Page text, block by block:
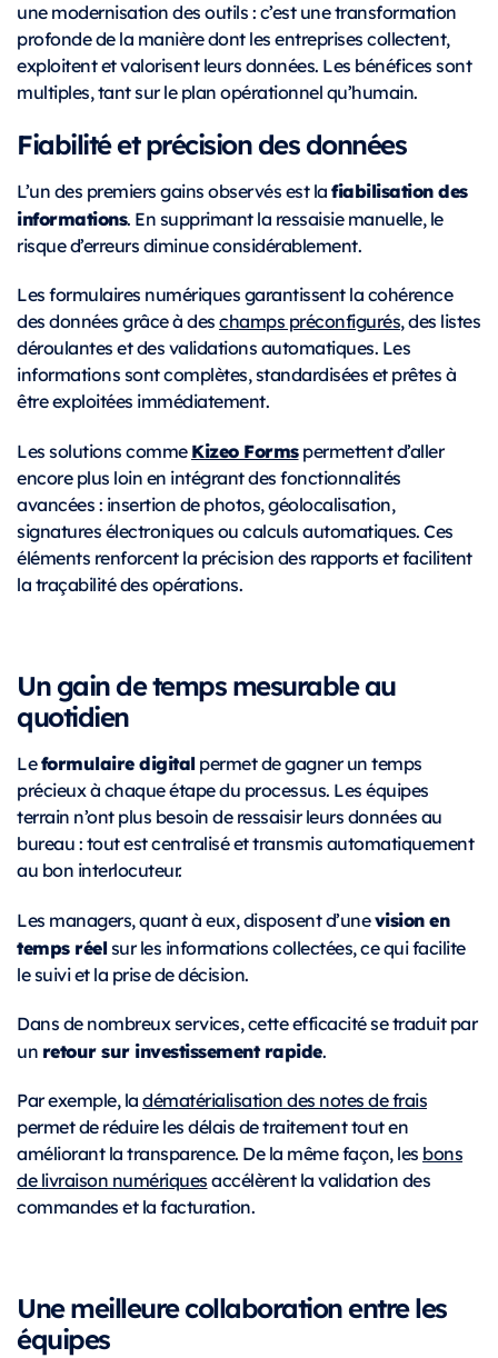
une modernisation des outils : c’est une transformation
profonde de la manière dont les entreprises collectent,
exploitent et valorisent leurs données. Les bénéfices sont
multiples, tant sur le plan opérationnel qu’humain.
Fiabilité et précision des données
L’un des premiers gains observés est lafiabilisation des
informations. En supprimant la ressaisie manuelle, le
risque d’erreurs diminue considérablement.
Les formulaires numériques garantissent la cohérence
des données grâce à deschamps préconfigurés, des listes
déroulantes et des validations automatiques. Les
informations sont complètes, standardisées et prêtes à
être exploitées immédiatement.
Les solutions commeKizeo Formspermettent d’aller
encore plus loin en intégrant des fonctionnalités
avancées : insertion de photos, géolocalisation,
signatures électroniques ou calculs automatiques. Ces
éléments renforcent la précision des rapports et facilitent
la traçabilité des opérations.
Un gain de temps mesurable au
quotidien
Leformulaire digitalpermet de gagner un temps
précieux à chaque étape du processus. Les équipes
terrain n’ont plus besoin de ressaisir leurs données au
bureau : tout est centralisé et transmis automatiquement
au bon interlocuteur.
Les managers, quant à eux, disposent d’unevision en
temps réelsur les informations collectées, ce qui facilite
le suivi et la prise de décision.
Dans de nombreux services, cette efficacité se traduit par
un retour sur investissement rapide.
Par exemple, ladématérialisation des notes de frais
permet de réduire les délais de traitement tout en
améliorant la transparence. De la même façon, les bons
de livraison numériquesaccélèrent la validation des
commandes et la facturation.
Une meilleure collaboration entre les
équipes